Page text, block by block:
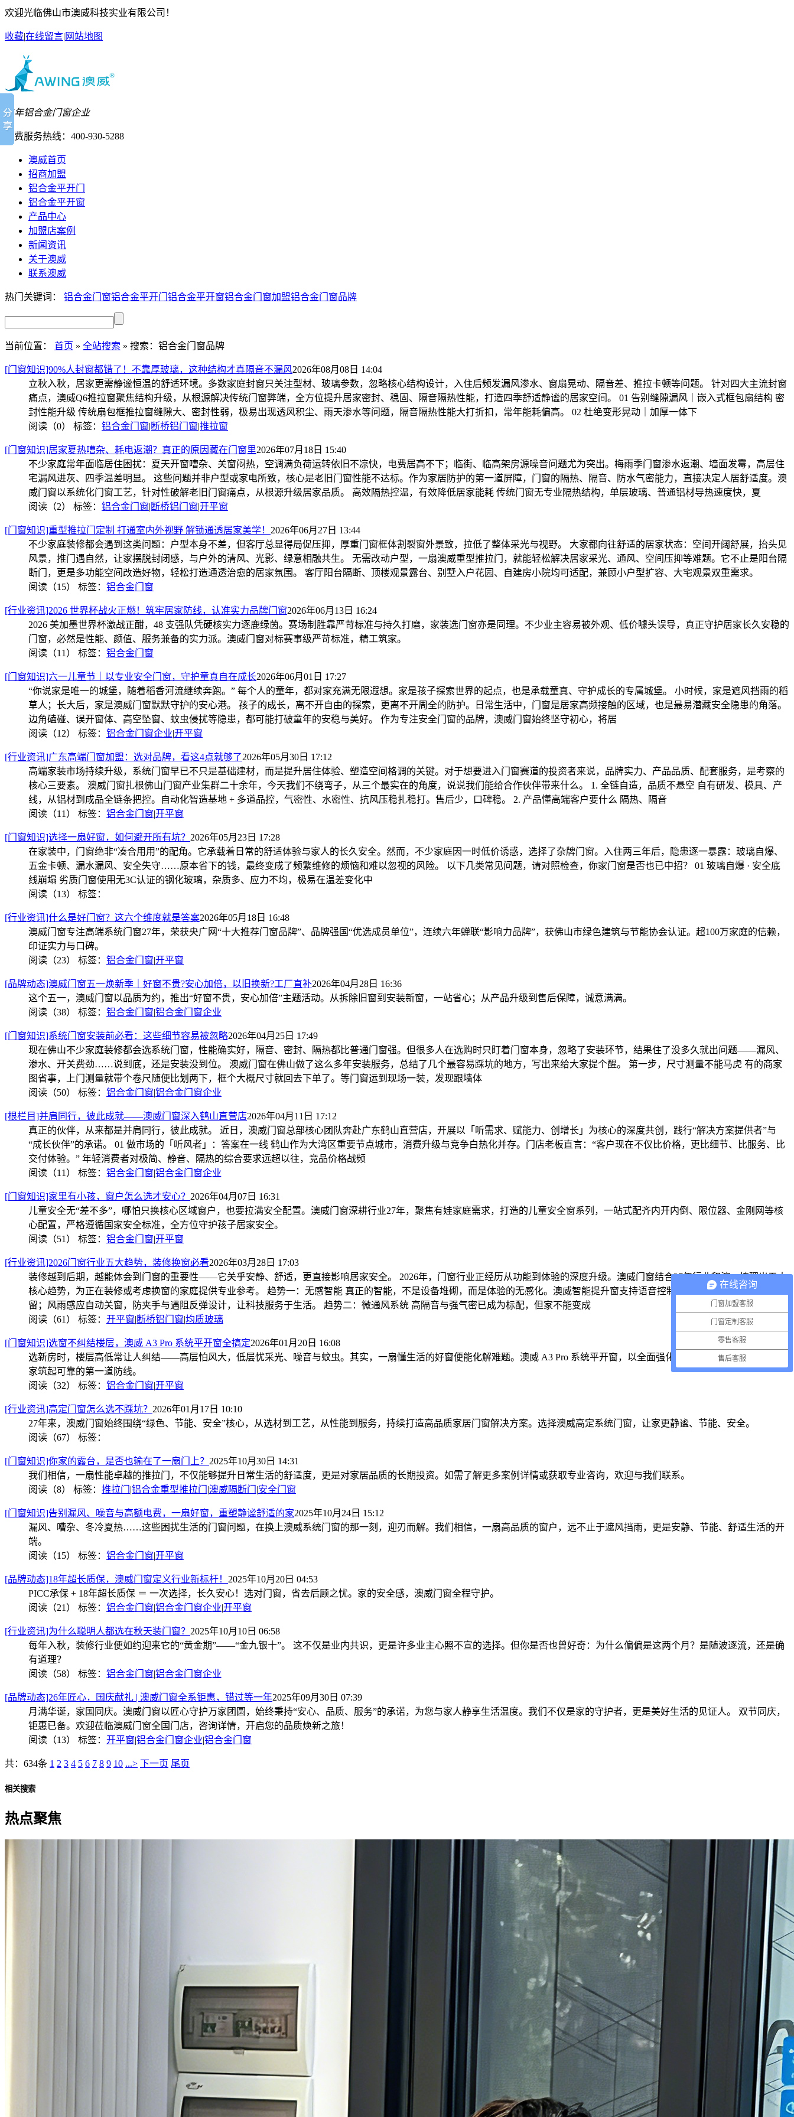
欢迎光临佛山市澳威科技实业有限公司！
收藏|在线留言| 网站地图
27年铝合金门窗企业
免费服务热线： 400-930-5288
澳威首页
招商加盟
铝合金平开门
铝合金平开窗
产品中心
加盟店案例
新闻资讯
关于澳威
联系澳威
热门关键词： 铝合金门窗铝合金平开门 铝合金平开窗铝合金门窗加盟铝合金门窗品牌
当前位置： 首页 » 全站搜索 » 搜索：铝合金门窗品牌
[门窗知识]90%人封窗都错了！不靠厚玻璃，这种结构才真隔音不漏风2026年08月08日 14:04
立秋入秋，居家更需静谧恒温的舒适环境。多数家庭封窗只关注型材、玻璃参数，忽略核心结构设计，入住后频发漏风渗水、窗扇晃动、隔音差、推拉卡顿等问题。 针对四大主流封窗
痛点，澳威Q6推拉窗聚焦结构升级，从根源解决传统门窗弊端，全方位提升居家密封、稳固、隔音隔热性能，打造四季舒适静谧的居家空间。 01 告别缝隙漏风｜嵌入式框包扇结构 密
封性能升级 传统扇包框推拉窗缝隙大、密封性弱，极易出现透风积尘、雨天渗水等问题，隔音隔热性能大打折扣，常年能耗偏高。 02 杜绝变形晃动｜加厚一体下
阅读（0） 标签： 铝合金门窗|断桥铝门窗|推拉窗
[门窗知识]居家夏热嘈杂、耗电返潮？真正的原因藏在门窗里2026年07月18日 15:40
不少家庭常年面临居住困扰：夏天开窗嘈杂、关窗闷热，空调满负荷运转依旧不凉快，电费居高不下；临街、临高架房源噪音问题尤为突出。梅雨季门窗渗水返潮、墙面发霉，高层住
宅漏风进灰、四季温差明显。 这些问题并非户型或家电所致，核心是老旧门窗性能不达标。作为家居防护的第一道屏障，门窗的隔热、隔音、防水气密能力，直接决定人居舒适度。澳
威门窗以系统化门窗工艺，针对性破解老旧门窗痛点，从根源升级居家品质。 高效隔热控温，有效降低居家能耗 传统门窗无专业隔热结构，单层玻璃、普通铝材导热速度快，夏
阅读（2） 标签： 铝合金门窗|断桥铝门窗|开平窗
[门窗知识]重型推拉门定制 打通室内外视野 解锁通透居家美学！ 2026年06月27日 13:44
不少家庭装修都会遇到这类问题：户型本身不差，但客厅总显得局促压抑，厚重门窗框体割裂窗外景致，拉低了整体采光与视野。 大家都向往舒适的居家状态：空间开阔舒展，抬头见
风景，推门遇自然，让家摆脱封闭感，与户外的清风、光影、绿意相融共生。 无需改动户型，一扇澳威重型推拉门，就能轻松解决居家采光、通风、空间压抑等难题。它不止是阳台隔
断门，更是多功能空间改造好物，轻松打造通透治愈的居家氛围。 客厅阳台隔断、顶楼观景露台、别墅入户花园、自建房小院均可适配，兼顾小户型扩容、大宅观景双重需求。
阅读（15） 标签： 铝合金门窗
[行业资讯]2026 世界杯战火正燃！筑牢居家防线，认准实力品牌门窗2026年06月13日 16:24
2026 美加墨世界杯激战正酣，48 支强队凭硬核实力逐鹿绿茵。赛场制胜靠严苛标准与持久打磨，家装选门窗亦是同理。不少业主容易被外观、低价噱头误导，真正守护居家长久安稳的
门窗，必然是性能、颜值、服务兼备的实力派。澳威门窗对标赛事级严苛标准，精工筑家。
阅读（11） 标签： 铝合金门窗
[门窗知识]六一儿童节｜以专业安全门窗，守护童真自在成长2026年06月01日 17:27
“你说家是唯一的城堡，随着稻香河流继续奔跑。” 每个人的童年，都对家充满无限遐想。家是孩子探索世界的起点，也是承载童真、守护成长的专属城堡。 小时候，家是遮风挡雨的稻
草人；长大后，家是澳威门窗默默守护的安心港。 孩子的成长，离不开自由的探索，更离不开周全的防护。日常生活中，门窗是居家高频接触的区域，也是最易潜藏安全隐患的角落。
边角磕碰、误开窗体、高空坠窗、蚊虫侵扰等隐患，都可能打破童年的安稳与美好。 作为专注安全门窗的品牌，澳威门窗始终坚守初心，将居
阅读（12） 标签： 铝合金门窗企业|开平窗
[行业资讯]广东高端门窗加盟：选对品牌，看这4点就够了2026年05月30日 17:12
高端家装市场持续升级，系统门窗早已不只是基础建材，而是提升居住体验、塑造空间格调的关键。对于想要进入门窗赛道的投资者来说，品牌实力、产品品质、配套服务，是考察的
核心三要素。 澳威门窗扎根佛山门窗产业集群二十余年，今天我们不绕弯子，从三个最实在的角度，说说我们能给合作伙伴带来什么。 1. 全链自造，品质不悬空 自有研发、模具、产
线，从铝材到成品全链条把控。自动化智造基地 + 多道品控，气密性、水密性、抗风压稳扎稳打。售后少，口碑稳。 2. 产品懂高端客户要什么 隔热、隔音
阅读（11） 标签： 铝合金门窗|开平窗
[门窗知识]选择一扇好窗，如何避开所有坑？ 2026年05月23日 17:28
在家装中，门窗绝非“凑合用用”的配角。它承载着日常的舒适体验与家人的长久安全。然而，不少家庭因一时低价诱惑，选择了杂牌门窗。入住两三年后，隐患逐一暴露：玻璃自爆、
五金卡顿、漏水漏风、安全失守……原本省下的钱，最终变成了频繁维修的烦恼和难以忽视的风险。 以下几类常见问题，请对照检查，你家门窗是否也已中招？ 01 玻璃自爆 · 安全底
线崩塌 劣质门窗使用无3C认证的钢化玻璃，杂质多、应力不均，极易在温差变化中
阅读（13） 标签：
[行业资讯]什么是好门窗？这六个维度就是答案2026年05月18日 16:48
澳威门窗专注高端系统门窗27年，荣获央广网“十大推荐门窗品牌”、品牌强国“优选成员单位”，连续六年蝉联“影响力品牌”，获佛山市绿色建筑与节能协会认证。超100万家庭的信赖，
印证实力与口碑。
阅读（23） 标签： 铝合金门窗|开平窗
[品牌动态]澳威门窗五一焕新季｜好窗不贵?安心加倍，以旧换新?工厂直补2026年04月28日 16:36
这个五一，澳威门窗以品质为约，推出“好窗不贵，安心加倍”主题活动。从拆除旧窗到安装新窗，一站省心；从产品升级到售后保障，诚意满满。
阅读（38） 标签： 铝合金门窗|铝合金门窗企业
[门窗知识]系统门窗安装前必看：这些细节容易被忽略2026年04月25日 17:49
现在佛山不少家庭装修都会选系统门窗，性能确实好，隔音、密封、隔热都比普通门窗强。但很多人在选购时只盯着门窗本身，忽略了安装环节，结果住了没多久就出问题——漏风、
渗水、开关费劲……说到底，还是安装没到位。 澳威门窗在佛山做了这么多年安装服务，总结了几个最容易踩坑的地方，写出来给大家提个醒。 第一步，尺寸测量不能马虎 有的商家
图省事，上门测量就带个卷尺随便比划两下，框个大概尺寸就回去下单了。等门窗运到现场一装，发现跟墙体
阅读（50） 标签： 铝合金门窗|铝合金门窗企业
[根栏目]并肩同行，彼此成就——澳威门窗深入鹤山直营店2026年04月11日 17:12
真正的伙伴，从来都是并肩同行，彼此成就。 近日，澳威门窗总部核心团队奔赴广东鹤山直营店，开展以「听需求、赋能力、创增长」为核心的深度共创，践行“解决方案提供者”与
“成长伙伴”的承诺。 01 做市场的「听风者」：答案在一线 鹤山作为大湾区重要节点城市，消费升级与竞争白热化并存。门店老板直言：“客户现在不仅比价格，更比细节、比服务、比
交付体验。” 年轻消费者对极简、静音、隔热的综合要求远超以往，竞品价格战频
阅读（11） 标签： 铝合金门窗|铝合金门窗企业
[门窗知识]家里有小孩，窗户怎么选才安心？ 2026年04月07日 16:31
儿童安全无“差不多”，哪怕只换核心区域窗户，也要拉满安全配置。澳威门窗深耕行业27年，聚焦有娃家庭需求，打造的儿童安全窗系列，一站式配齐内开内倒、限位器、金刚网等核
心配置，严格遵循国家安全标准，全方位守护孩子居家安全。
阅读（51） 标签： 铝合金门窗|开平窗
[行业资讯]2026门窗行业五大趋势，装修换窗必看2026年03月28日 17:03
装修越到后期，越能体会到门窗的重要性——它关乎安静、舒适，更直接影响居家安全。 2026年，门窗行业正经历从功能到体验的深度升级。澳威门窗结合27年行业积淀，梳理出五大
核心趋势，为正在装修或考虑换窗的家庭提供专业参考。 趋势一：无感智能 真正的智能，不是设备堆砌，而是体验的无感化。澳威智能提升窗支持语音控制、App调节、任意高度停
留；风雨感应自动关窗，防夹手与遇阻反弹设计，让科技服务于生活。 趋势二：微通风系统 高隔音与强气密已成为标配，但家不能变成
阅读（61） 标签： 开平窗|断桥铝门窗|均质玻璃
[门窗知识]选窗不纠结楼层，澳威 A3 Pro 系统平开窗全搞定2026年01月20日 16:08
选新房时，楼层高低常让人纠结——高层怕风大，低层忧采光、噪音与蚊虫。其实，一扇懂生活的好窗便能化解难题。澳威 A3 Pro 系统平开窗，以全面强化的硬核配置适配全楼层，为
家筑起可靠的第一道防线。
阅读（32） 标签： 铝合金门窗|开平窗
[行业资讯]高定门窗怎么选不踩坑？ 2026年01月17日 10:10
27年来，澳威门窗始终围绕“绿色、节能、安全”核心，从选材到工艺，从性能到服务，持续打造高品质家居门窗解决方案。选择澳威高定系统门窗，让家更静谧、节能、安全。
阅读（67） 标签：
[门窗知识]你家的露台，是否也输在了一扇门上？ 2025年10月30日 14:31
我们相信，一扇性能卓越的推拉门，不仅能够提升日常生活的舒适度，更是对家居品质的长期投资。如需了解更多案例详情或获取专业咨询，欢迎与我们联系。
阅读（8） 标签： 推拉门 |铝合金重型推拉门 |澳威隔断门 |安全门窗
[门窗知识]告别漏风、噪音与高额电费，一扇好窗，重塑静谧舒适的家2025年10月24日 15:12
漏风、嘈杂、冬冷夏热……这些困扰生活的门窗问题，在换上澳威系统门窗的那一刻，迎刃而解。我们相信，一扇高品质的窗户，远不止于遮风挡雨，更是安静、节能、舒适生活的开
端。
阅读（15） 标签： 铝合金门窗|开平窗
[品牌动态]18年超长质保，澳威门窗定义行业新标杆！ 2025年10月20日 04:53
PICC承保 + 18年超长质保 ＝ 一次选择，长久安心！选对门窗，省去后顾之忧。家的安全感，澳威门窗全程守护。
阅读（21） 标签： 铝合金门窗|铝合金门窗企业|开平窗
[行业资讯]为什么聪明人都选在秋天装门窗？ 2025年10月10日 06:58
每年入秋，装修行业便如约迎来它的“黄金期”——“金九银十”。 这不仅是业内共识，更是许多业主心照不宣的选择。但你是否也曾好奇：为什么偏偏是这两个月？是随波逐流，还是确
有道理？
阅读（58） 标签： 铝合金门窗|铝合金门窗企业
[品牌动态]26年匠心，国庆献礼 | 澳威门窗全系钜惠，错过等一年2025年09月30日 07:39
月满华诞，家国同庆。澳威门窗以匠心守护万家团圆，始终秉持“安心、品质、服务”的承诺，为您与家人静享生活温度。我们不仅是家的守护者，更是美好生活的见证人。 双节同庆，
钜惠已备。欢迎莅临澳威门窗全国门店，咨询详情，开启您的品质焕新之旅！
阅读（13） 标签： 开平窗|铝合金门窗企业|铝合金门窗
共：634条 1 2 3 4 5 6 7 8 9 10 ...> 下一页 尾页
相关搜索
热点聚焦
在线咨询
门窗加盟客服
门窗定制客服
零售客服
售后客服